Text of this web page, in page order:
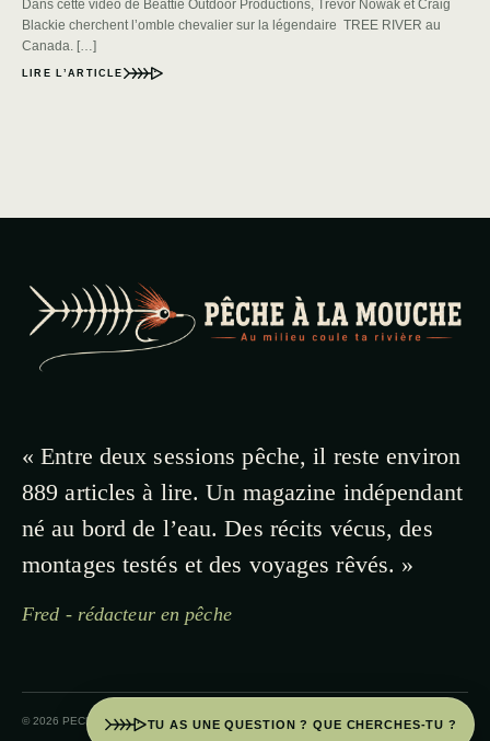
Dans cette vidéo de Beattie Outdoor Productions, Trevor Nowak et Craig
Blackie cherchent l’omble chevalier sur la légendaire TREE RIVER au
Canada. […]
LIRE L’ARTICLE
« Entre deux sessions pêche, il reste environ
889 articles à lire. Un magazine indépendant
né au bord de l’eau. Des récits vécus, des
montages testés et des voyages rêvés. »
Fred - rédacteur en pêche
© 2026 PECHE A LA MOUCHE · PAYS BASQUETU AS UNE QUESTION ? QUE CHERCHES-TU ?